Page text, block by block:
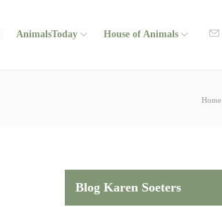
AnimalsToday House of Animals
Home
Blog Karen Soeters